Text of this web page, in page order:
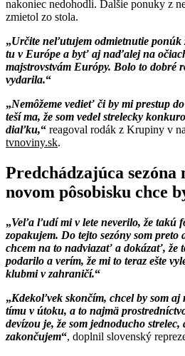
nakoniec nedohodli. Dalšie ponuky z
zmietol zo stola.
Určite neľutujem odmietnutie ponúk
tu v Európe a byť aj naďalej na
majstrovstvám Európy. Bolo to dobré
vydarila.
Nemôžeme vedieť či by mi prestup
teší ma, že som vedel strelecky
diaľku,
reagoval rodák z Krupiny v
tvnoviny.sk.
Predchádzajúca sezóna
novom pôsobisku chce
Veľa ľudí mi v lete neverilo, že takú
zopakujem. Do tejto sezóny som preto
chcem na to nadviazať a dokázať, že
podarilo a verím, že mi to teraz ešte
klubmi v zahraničí.
Kdekoľvek skončím, chcel by som
tímu v útoku, a to najmä
devízou je, že som jednoducho
zakončujem , doplnil slovenský